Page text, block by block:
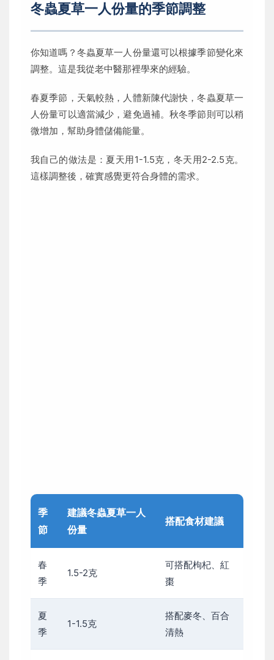
冬蟲夏草一人份量的季節調整
你知道嗎？冬蟲夏草一人份量還可以根據季節變化來
調整。這是我從老中醫那裡學來的經驗。
春夏季節，天氣較熱，人體新陳代謝快，冬蟲夏草一
人份量可以適當減少，避免過補。秋冬季節則可以稍
微增加，幫助身體儲備能量。
我自己的做法是：夏天用1-1.5克，冬天用2-2.5克。
這樣調整後，確實感覺更符合身體的需求。
季
節
建議冬蟲夏草一人
份量
搭配食材建議
春
季
1.5-2克
可搭配枸杞、紅
棗
夏
季
1-1.5克
搭配麥冬、百合
清熱